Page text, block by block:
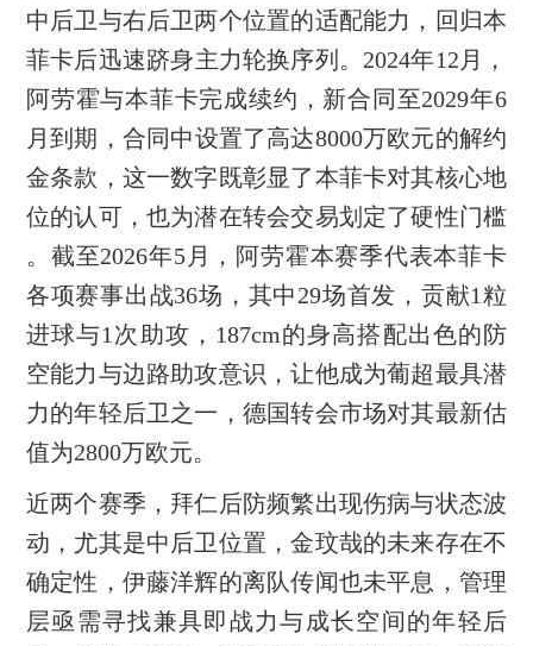
中后卫与右后卫两个位置的适配能力，回归本
菲卡后迅速跻身主力轮换序列。2024年12月，
阿劳霍与本菲卡完成续约，新合同至2029年6
月到期，合同中设置了高达8000万欧元的解约
金条款，这一数字既彰显了本菲卡对其核心地
位的认可，也为潜在转会交易划定了硬性门槛
。截至2026年5月，阿劳霍本赛季代表本菲卡
各项赛事出战36场，其中29场首发，贡献1粒
进球与1次助攻，187cm的身高搭配出色的防
空能力与边路助攻意识，让他成为葡超最具潜
力的年轻后卫之一，德国转会市场对其最新估
值为2800万欧元。
近两个赛季，拜仁后防频繁出现伤病与状态波
动，尤其是中后卫位置，金玟哉的未来存在不
确定性，伊藤洋辉的离队传闻也未平息，管理
层亟需寻找兼具即战力与成长空间的年轻后